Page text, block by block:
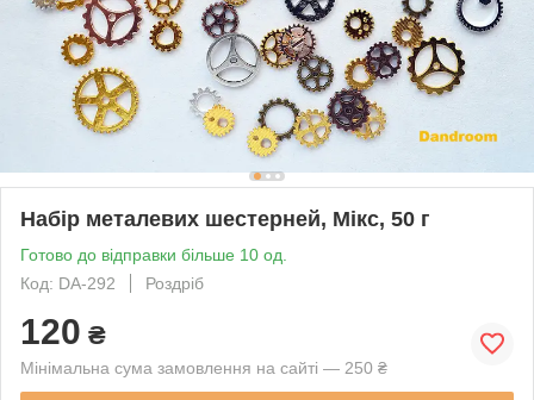
Набір металевих шестерней, Мікс, 50 г
Готово до відправки більше 10 од.
Код: DA-292
Роздріб
120 ₴
Мінімальна сума замовлення на сайті — 250 ₴